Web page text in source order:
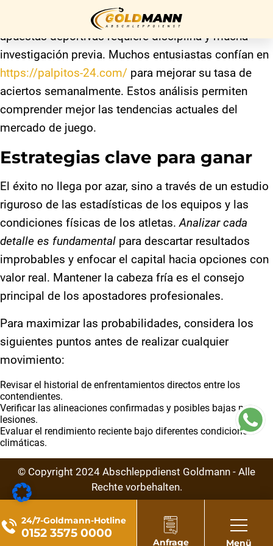
Hacer predicciones precisas en el mundo de las
apuestas deportivas requiere disciplina y mucha
investigación previa. Muchos entusiastas confían en
https://palpitos-24.com/ para mejorar su tasa de
aciertos semanalmente. Estos análisis permiten
comprender mejor las tendencias actuales del
mercado de juego.
Estrategias clave para ganar
El éxito no llega por azar, sino a través de un estudio
riguroso de las estadísticas de los equipos y las
condiciones físicas de los atletas.Analizar cada
detalle es fundamental para descartar resultados
improbables y enfocar el capital hacia opciones con
valor real. Mantener la cabeza fría es el consejo
principal de los apostadores profesionales.
Para maximizar las probabilidades, considera los
siguientes puntos antes de realizar cualquier
movimiento:
Revisar el historial de enfrentamientos directos entre los
contendientes.
Verificar las alineaciones confirmadas y posibles bajas por
lesiones.
Evaluar el rendimiento reciente bajo diferentes condiciones
climáticas.
© Copyright 2024 Abschleppdienst Goldmann - Alle
Rechte vorbehalten.
24/7-Goldmann-Hotline
0152 3575 0000
Anfrage Menü
Startseite
Über uns
Unser
Service
Kontakt
Impressum